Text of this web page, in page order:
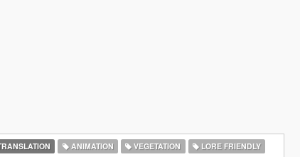
ANIMATION VEGETATION LORE FRIENDLY